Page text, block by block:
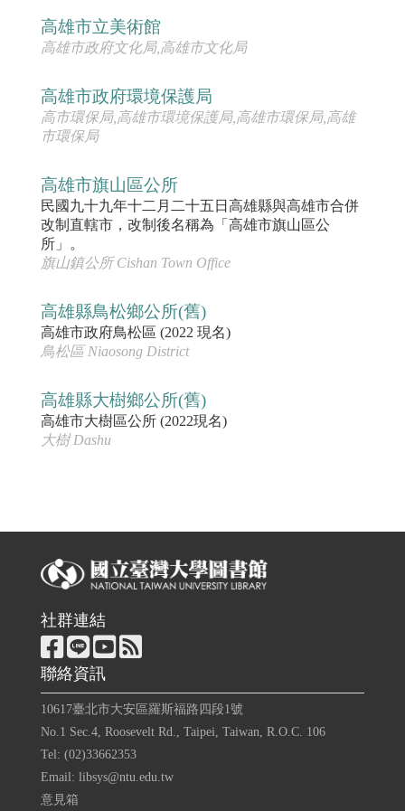
高雄市立美術館
高雄市政府文化局,高雄市文化局
高雄市政府環境保護局
高市環保局,高雄市環境保護局,高雄市環保局,高雄
市環保局
高雄市旗山區公所
民國九十九年十二月二十五日高雄縣與高雄市合併
改制直轄市，改制後名稱為「高雄市旗山區公
所」。
旗山鎮公所 Cishan Town Office
高雄縣鳥松鄉公所(舊)
高雄市政府鳥松區 (2022 現名)
鳥松區 Niaosong District
高雄縣大樹鄉公所(舊)
高雄市大樹區公所 (2022現名)
大樹 Dashu
社群連結
聯絡資訊
10617臺北市大安區羅斯福路四段1號
No.1 Sec.4, Roosevelt Rd., Taipei, Taiwan, R.O.C. 106
Tel: (02)33662353
Email: libsys@ntu.edu.tw
意見箱